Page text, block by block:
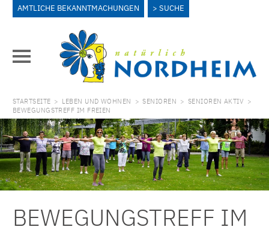
AMTLICHE BEKANNTMACHUNGEN SUCHE
STARTSEITE > LEBEN UND WOHNEN > SENIOREN > SENIOREN AKTIV >
BEWEGUNGSTREFF IM FREIEN
BEWEGUNGSTREFF IM